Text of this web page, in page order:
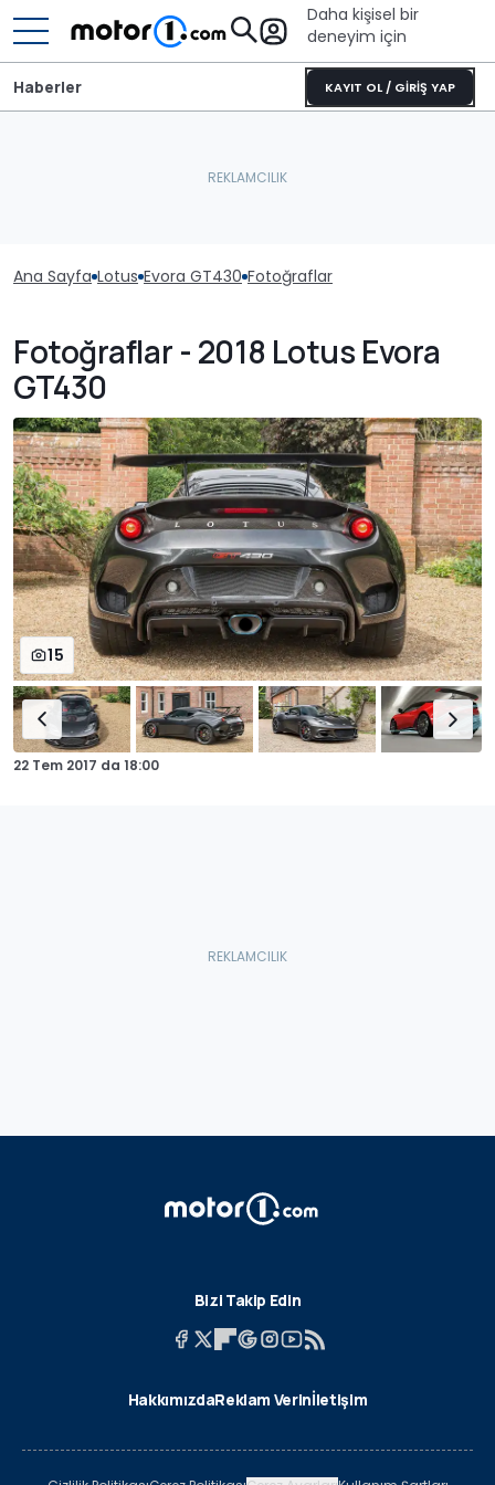
Daha kişisel bir
deneyim için
KAYIT OL / GİRİŞ YAP
Haberler
Ana Sayfa Lotus Evora GT430 Fotoğraflar
Fotoğraflar - 2018 Lotus Evora
GT430
15
22 Tem 2017 da 18:00
Bizi Takip Edin
HakkımızdaReklam Verinİletişim